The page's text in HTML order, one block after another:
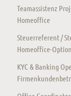
Teamassistenz
Homeoffice
Steuerreferent /
Homeoffice-Option
KYC & Banking